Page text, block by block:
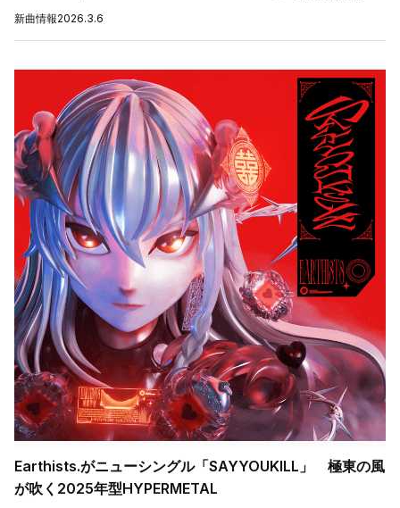
新曲情報2026.3.6
Earthists.がニューシングル「SAYYOUKILL」 極東の風
が吹く2025年型HYPERMETAL